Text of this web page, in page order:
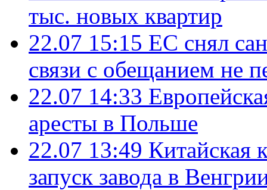
тыс. новых квартир
22.07 15:15 ЕС снял
связи с обещанием не
22.07 14:33
аресты в Польше
22.07 13:49 Китайская
запуск завода в